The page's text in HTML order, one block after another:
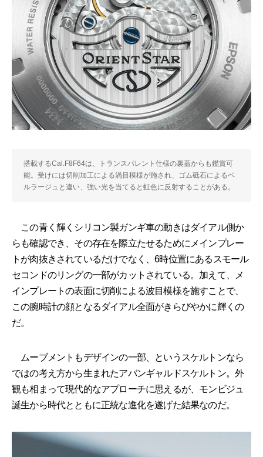
搭載するCal.F8F64は、トランスパレント仕様の裏蓋からも鑑賞可
能。受けには切削加工による渦目模様が施され、ゴム砥石によるペ
ルラージュと違い、強い光を当てると虹色に反射することがある。
この青く輝くシリコン製ガンギ車の動きはダイアル側か
らも確認でき、その存在を際立たせるためにメインプレー
トが肉抜きされているだけでなく、6時位置にあるスモール
セコンドのリングの一部がカットされている。加えて、メ
インプレートの表面に切削による波目模様を施すことで、
この腕時計の顔となるダイアル全面がきらびやかに輝くの
だ。
ムーブメントもデザインの一部、というスケルトンなら
ではの考え方から生まれたアバンギャルドスケルトン。外
観も相まって現代的なアプローチに思えるが、モンビジュ
誕生から時代とともに正統な進化を遂げた結果なのだ。